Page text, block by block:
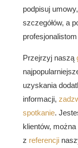
podpisuj
szczegółów, a
Przejrzyj naszą
uzyskania
informacji,
spotkanie.
klientów,
z referencji